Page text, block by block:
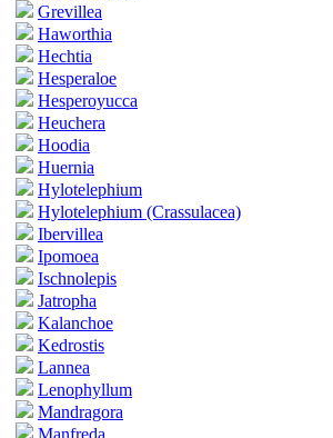
Grevillea
Haworthia
Hechtia
Hesperaloe
Hesperoyucca
Heuchera
Hoodia
Huernia
Hylotelephium
Hylotelephium (Crassulacea)
Ibervillea
Ipomoea
Ischnolepis
Jatropha
Kalanchoe
Kedrostis
Lannea
Lenophyllum
Mandragora
Manfreda